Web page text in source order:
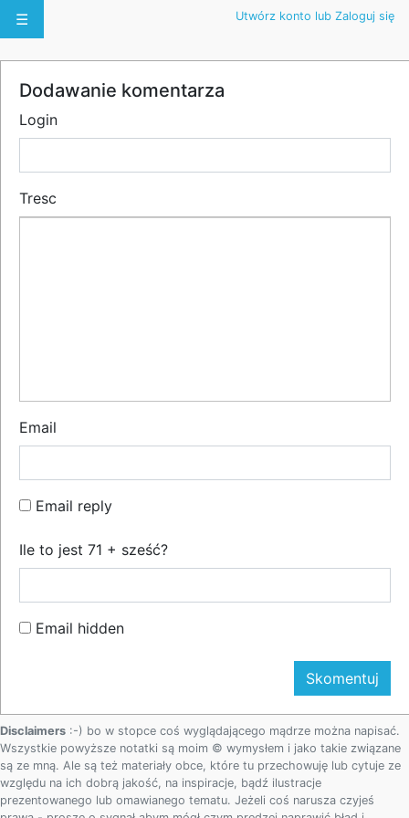
☰ Utwórz konto lub Zaloguj się
Dodawanie komentarza
Login
Tresc
Email
Email reply
Ile to jest 71 + sześć?
Email hidden
Disclaimers :-) bo w stopce coś wyglądającego mądrze można napisać.
Wszystkie powyższe notatki są moim © wymysłem i jako takie związane
są ze mną. Ale są też materiały obce, które tu przechowuję lub cytuje ze
względu na ich dobrą jakość, na inspiracje, bądź ilustracje
prezentowanego lub omawianego tematu. Jeżeli coś narusza czyjeś